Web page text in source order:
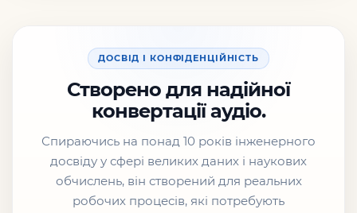
ДОСВІД І КОНФІДЕНЦІЙНІСТЬ
Створено для надійної
конвертації аудіо.
Спираючись на понад 10 років інженерного
досвіду у сфері великих даних і наукових
обчислень, він створений для реальних
робочих процесів, які потребують